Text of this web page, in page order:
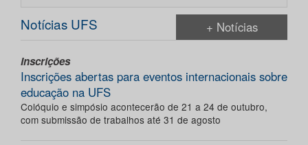
Notícias UFS + Notícias
Inscrições
Inscrições abertas para eventos internacionais sobre
educação na UFS
Colóquio e simpósio acontecerão de 21 a 24 de outubro,
com submissão de trabalhos até 31 de agosto